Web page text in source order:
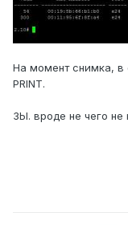
На момент снимка, в
PRINT.
ЗЫ. вроде не чего не